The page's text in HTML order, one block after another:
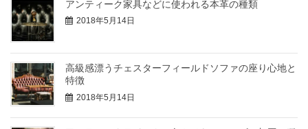
アンティーク家具などに使われる本革の種類
2018年5月14日
高級感漂うチェスターフィールドソファの座り心地と
特徴
2018年5月14日